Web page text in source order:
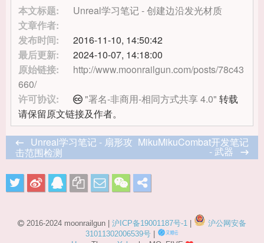
本文标题:
Unreal学习笔记 - 创建边沿发光材质
文章作者:
发布时间:
2016-11-10, 14:50:42
最后更新:
2024-10-07, 14:18:00
原始链接:
http://www.moonrailgun.com/posts/78c43
660/
许可协议:
"署名-非商用-相同方式共享 4.0" 转载
请保留原文链接及作者。
Unreal学习笔记 - 扇形攻
击范围检测
MikuMikuCombat开发笔记
- 武器
2016-2024 moonrailgun | 沪ICP备19001187号-1
沪公网安备
31011302006539号